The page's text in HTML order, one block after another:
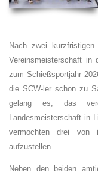
Nach zwei
Vereinsmeisterschaft in
zum Schießsportjahr
die SCW-ler schon zu
gelang es, das
Landesmeisterschaft in
vermochten drei von
aufzustellen.
Neben den beiden